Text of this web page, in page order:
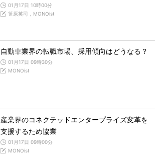
01月17日 10時00分
笹原英司，MONOist
自動車業界の転職市場、採用傾向はどうなる？
01月17日 09時30分
MONOist
産業界のコネクテッドエンタープライズ変革を
支援するため協業
01月17日 09時00分
MONOist